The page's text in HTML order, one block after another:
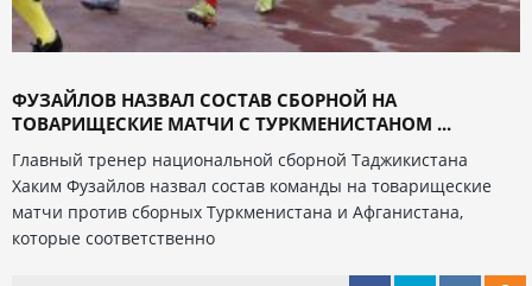
ФУЗАЙЛОВ НАЗВАЛ СОСТАВ СБОРНОЙ НА
ТОВАРИЩЕСКИЕ МАТЧИ С ТУРКМЕНИСТАНОМ ...
Главный тренер национальной сборной Таджикистана
Хаким Фузайлов назвал состав команды на товарищеские
матчи против сборных Туркменистана и Афганистана,
которые соответственно